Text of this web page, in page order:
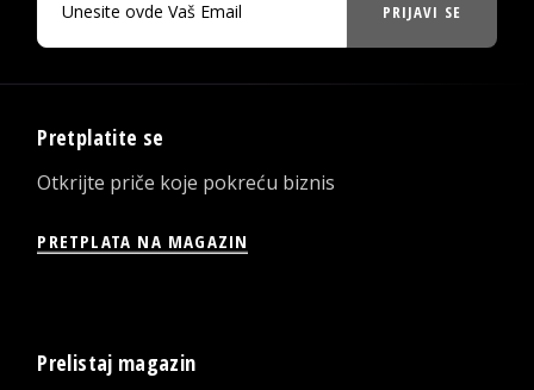
PRIJAVI SE
Pretplatite se
Otkrijte priče koje pokreću biznis
PRETPLATA NA MAGAZIN
Prelistaj magazin